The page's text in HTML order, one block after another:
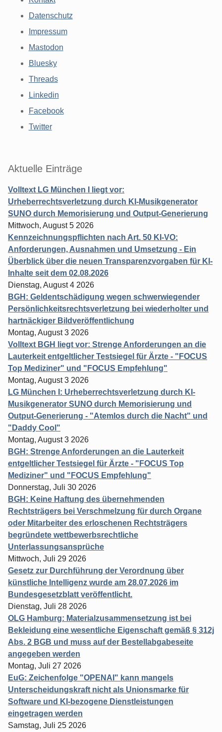
Datenschutz
Impressum
Mastodon
Bluesky
Threads
Linkedin
Facebook
Twitter
Aktuelle Einträge
Volltext LG München I liegt vor:
Urheberrechtsverletzung durch KI-Musikgenerator
SUNO durch Memorisierung und Output-Generierung
Mittwoch, August 5 2026
Kennzeichnungspflichten nach Art. 50 KI-VO:
Anforderungen, Ausnahmen und Umsetzung - Ein
Überblick über die neuen Transparenzvorgaben für KI-
Inhalte seit dem 02.08.2026
Dienstag, August 4 2026
BGH: Geldentschädigung wegen schwerwiegender
Persönlichkeitsrechtsverletzung bei wiederholter und
hartnäckiger Bildveröffentlichung
Montag, August 3 2026
Volltext BGH liegt vor: Strenge Anforderungen an die
Lauterkeit entgeltlicher Testsiegel für Ärzte - "FOCUS
Top Mediziner" und "FOCUS Empfehlung"
Montag, August 3 2026
LG München I: Urheberrechtsverletzung durch KI-
Musikgenerator SUNO durch Memorisierung und
Output-Generierung - "Atemlos durch die Nacht" und
"Daddy Cool"
Montag, August 3 2026
BGH: Strenge Anforderungen an die Lauterkeit
entgeltlicher Testsiegel für Ärzte - "FOCUS Top
Mediziner" und "FOCUS Empfehlung"
Donnerstag, Juli 30 2026
BGH: Keine Haftung des übernehmenden
Rechtsträgers bei Verschmelzung für durch Organe
oder Mitarbeiter des erloschenen Rechtsträgers
begründete wettbewerbsrechtliche
Unterlassungsansprüche
Mittwoch, Juli 29 2026
Gesetz zur Durchführung der Verordnung über
künstliche Intelligenz wurde am 28.07.2026 im
Bundesgesetzblatt veröffentlicht.
Dienstag, Juli 28 2026
OLG Hamburg: Materialzusammensetzung ist bei
Bekleidung eine wesentliche Eigenschaft gemäß § 312j
Abs. 2 BGB und muss auf der Bestellabgabeseite
angegeben werden
Montag, Juli 27 2026
EuG: Zeichenfolge "OPENAI" kann mangels
Unterscheidungskraft nicht als Unionsmarke für
Software und KI-bezogene Dienstleistungen
eingetragen werden
Samstag, Juli 25 2026